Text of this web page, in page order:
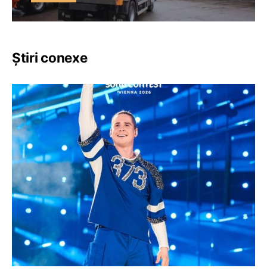
Știri conexe